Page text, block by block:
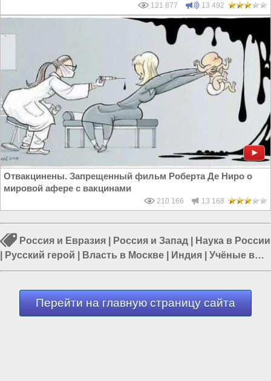
121 877 13 492
Отвакцинены. Запрещенный фильм Роберта Де Ниро о
мировой афере с вакцинами
210 166 13 168
Россия и Евразия Россия и Запад
Наука в России
Русский герой Власть в Москве Индия
Учёные в
России
Перейти на главную страницу сайта